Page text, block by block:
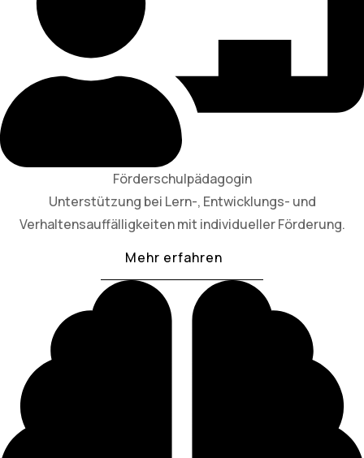
Förderschulpädagogin
Unterstützung bei Lern-, Entwicklungs- und
Verhaltensauffälligkeiten mit individueller Förderung.
Mehr erfahren